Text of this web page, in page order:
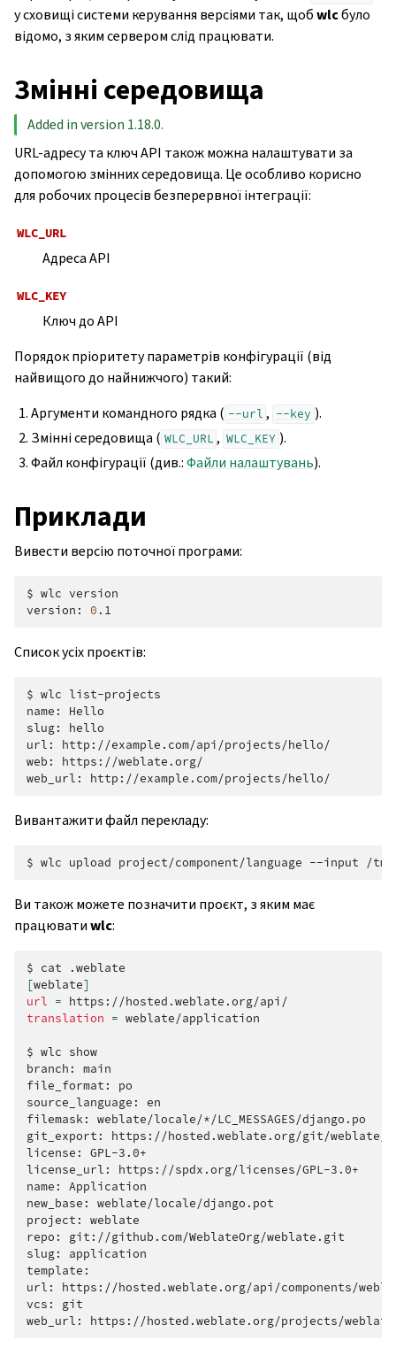
у сховищі системи керування версіями так, щобwlcбуло
відомо, з яким сервером слід працювати.
Змінні середовища
Added in version 1.18.0.
URL-адресу та ключ API також можна налаштувати за
допомогою змінних середовища. Це особливо корисно
для робочих процесів безперервної інтеграції:
WLC_URL
Адреса API
WLC_KEY
Ключ до API
Порядок пріоритету параметрів конфігурації (від
найвищого до найнижчого) такий:
Аргументи командного рядка ( --url , --key ).
Змінні середовища ( WLC_URL , WLC_KEY ).
Файл конфігурації (див.:Файли налаштувань).
Приклади
Вивести версію поточної програми:
$ wlc version
version:
0
Список усіх проєктів:
$ wlc list-projects
name:
Hello
slug:
hello
url:
http://example.com/api/projects/hello/
web:
https://weblate.org/
web_url:
Вивантажити файл перекладу:
$ wlc upload project/component/language --input
Ви також можете позначити проєкт, з яким має
працюватиwlc:
$ cat
[weblate]
url =
translation = weblate/application
$ wlc show
branch:
main
file_format:
po
source_language:
en
filemask:
weblate/locale/*/LC_MESSAGES/django.po
git_export:
https://hosted.weblate.org/git/weblate/
license:
GPL-3.0+
license_url:
https://spdx.org/licenses/GPL-3.0+
name:
Application
new_base:
weblate/locale/django.pot
project:
weblate
repo:
git://github.com/WeblateOrg/weblate.git
slug:
application
template:
url:
https://hosted.weblate.org/api/components/
vcs:
git
web_url: